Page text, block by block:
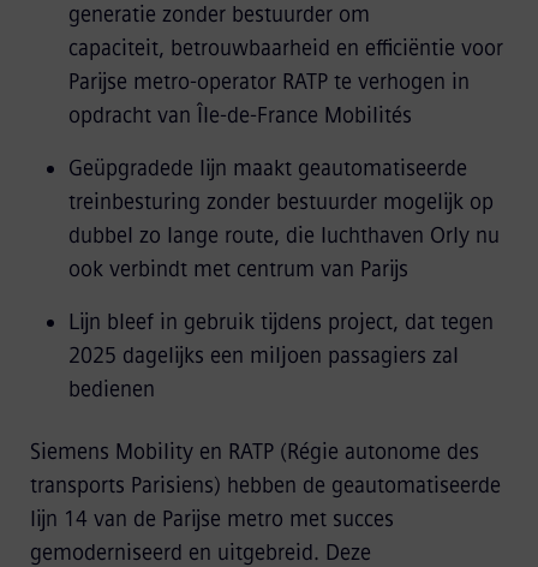
generatie zonder bestuurder om
capaciteit, betrouwbaarheid en efficiëntie voor
Parijse metro-operator RATP te verhogen in
opdracht van Île-de-France Mobilités
Geüpgradede lijn maakt geautomatiseerde
treinbesturing zonder bestuurder mogelijk op
dubbel zo lange route, die luchthaven Orly nu
ook verbindt met centrum van Parijs
Lijn bleef in gebruik tijdens project, dat tegen
2025 dagelijks een miljoen passagiers zal
bedienen
Siemens Mobility en RATP (Régie autonome des
transports Parisiens) hebben de geautomatiseerde
lijn 14 van de Parijse metro met succes
gemoderniseerd en uitgebreid. Deze